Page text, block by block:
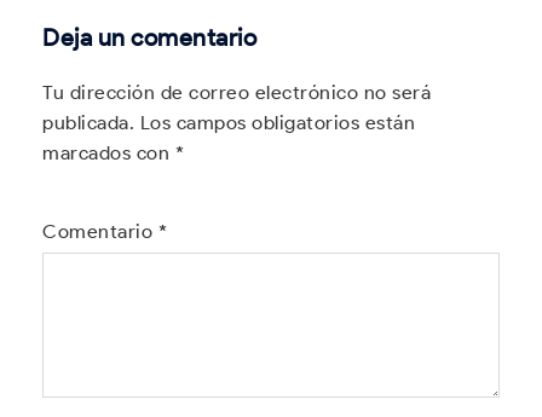
Deja un comentario
Tu dirección de correo electrónico no será
publicada. Los campos obligatorios están
marcados con *
Comentario *